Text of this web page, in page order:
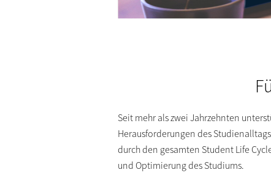
Seit mehr als zwei Jahrzehnten
Herausforderungen des
durch den gesamten Student Life
und Optimierung des Studiums.